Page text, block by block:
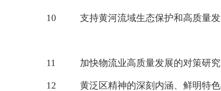
10 支持黄河流域生态保护和高质量
11 加快物流业高质量发展的对策研究
12 黄泛区精神的深刻内涵、鲜明特